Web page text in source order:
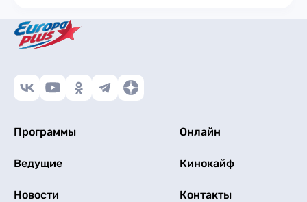
Программы Онлайн
Ведущие Кинокайф
Новости Контакты